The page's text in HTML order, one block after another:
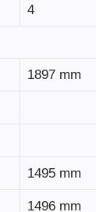
4
1897 mm
1495 mm
1496 mm